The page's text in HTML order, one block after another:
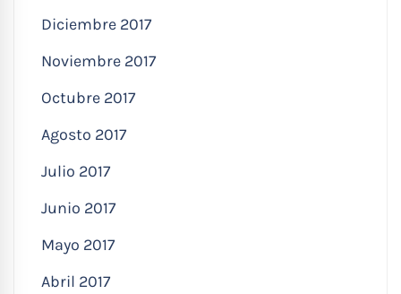
Diciembre 2017
Noviembre 2017
Octubre 2017
Agosto 2017
Julio 2017
Junio 2017
Mayo 2017
Abril 2017